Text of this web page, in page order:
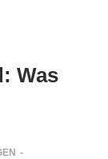
Was
-